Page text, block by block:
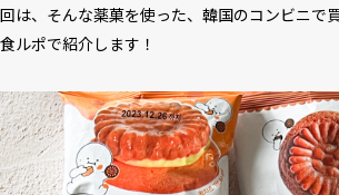
回は、そんな薬菓を使った、韓国のコンビニで
食ルポで紹介します！